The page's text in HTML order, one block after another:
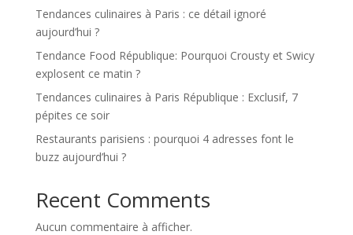
Tendances culinaires à Paris : ce détail ignoré
aujourd’hui ?
Tendance Food République: Pourquoi Crousty et Swicy
explosent ce matin ?
Tendances culinaires à Paris République : Exclusif, 7
pépites ce soir
Restaurants parisiens : pourquoi 4 adresses font le
buzz aujourd’hui ?
Recent Comments
Aucun commentaire à afficher.